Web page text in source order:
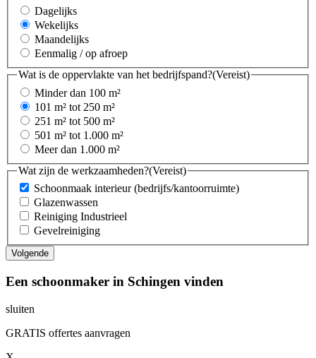
Dagelijks
Wekelijks
Maandelijks
Eenmalig / op afroep
Wat is de oppervlakte van het bedrijfspand?(Vereist)
Minder dan 100 m²
101 m² tot 250 m²
251 m² tot 500 m²
501 m² tot 1.000 m²
Meer dan 1.000 m²
Wat zijn de werkzaamheden?(Vereist)
Schoonmaak interieur (bedrijfs/kantoorruimte)
Glazenwassen
Reiniging Industrieel
Gevelreiniging
Een schoonmaker in Schingen vinden
sluiten
GRATIS offertes aanvragen